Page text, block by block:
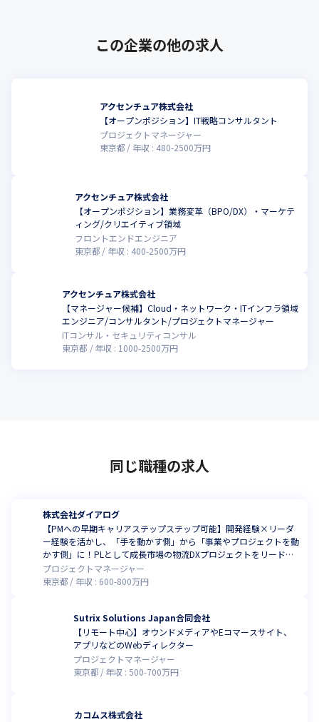
この企業の他の求人
アクセンチュア株式会社
【オープンポジション】IT戦略コンサルタント
プロジェクトマネージャー
東京都
年収 : 480-2500万円
アクセンチュア株式会社
【オープンポジション】業務変革（BPO/DX）・マーケテ
ィング/クリエイティブ領域
フロントエンドエンジニア
東京都
年収 : 400-2500万円
アクセンチュア株式会社
【マネージャー候補】Cloud・ネットワーク・ITインフラ領域
エンジニア/コンサルタント/プロジェクトマネージャー
ITコンサル・セキュリティコンサル
東京都
年収 : 1000-2500万円
同じ職種の求人
株式会社ダイアログ
【PMへの早期キャリアステップステップ可能】開発経験×リーダ
ー経験を活かし、「手を動かす側」から「事業やプロジェクトを動
かす側」に！PLとして成長市場の物流DXプロジェクトをリード！
【リモート可・フレックスタイム制】
プロジェクトマネージャー
東京都
年収 : 600-800万円
Sutrix Solutions Japan合同会社
【リモート中心】オウンドメディアやEコマースサイト、
アプリなどのWebディレクター
プロジェクトマネージャー
東京都
年収 :500-700万円
カコムス株式会社